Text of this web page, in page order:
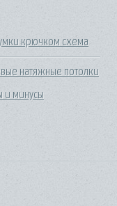
крючком схема
натяжные потолки
и минусы